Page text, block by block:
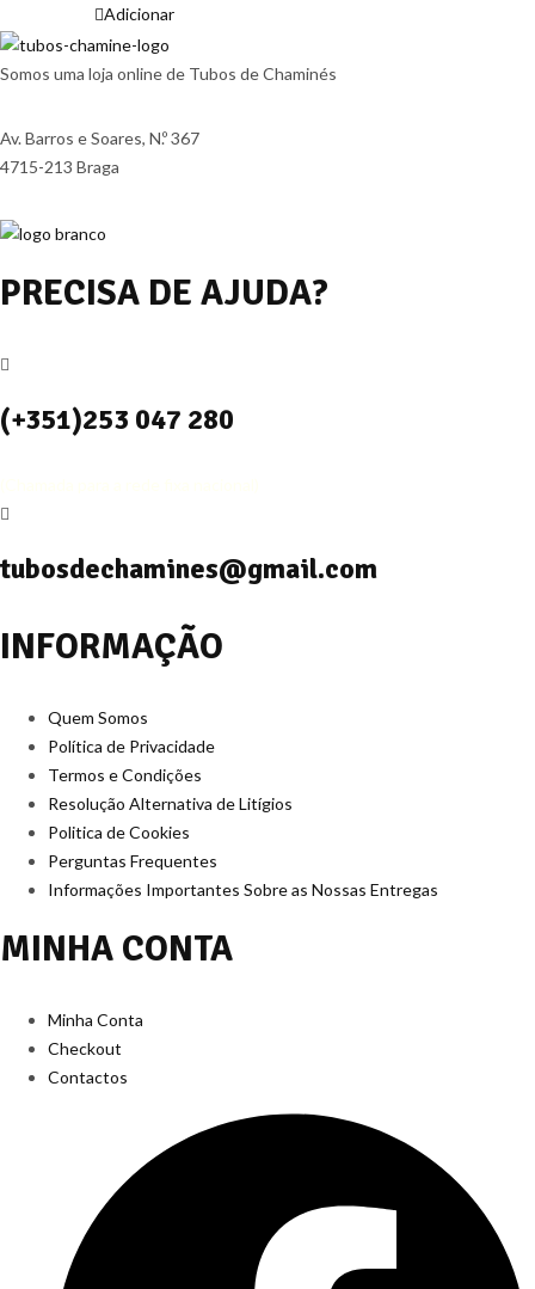
Adicionar
Somos uma loja online de Tubos de Chaminés
Av. Barros e Soares, N.º 367
4715-213 Braga
PRECISA DE AJUDA?
(+351)253 047 280
tubosdechamines@gmail.com
INFORMAÇÃO
Quem Somos
Política de Privacidade
Termos e Condições
Resolução Alternativa de Litígios
Politica de Cookies
Perguntas Frequentes
Informações Importantes Sobre as Nossas Entregas
MINHA CONTA
Minha Conta
Checkout
Contactos